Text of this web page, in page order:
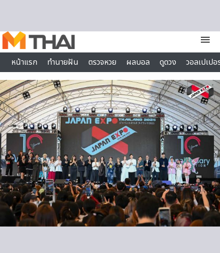
menu
หน้าแรก
ทำนายฝัน ตรวจหวย ผลบอล ดูดวง
วอลเปเป
ไลฟ์สไตล์